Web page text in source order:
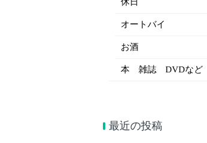
オートバイ
お酒
本 雑誌 DVDなど
最近の投稿